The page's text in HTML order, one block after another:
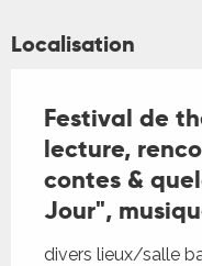
Localisation
Festival de
lecture,
contes &
Jour",
divers lieux/salle